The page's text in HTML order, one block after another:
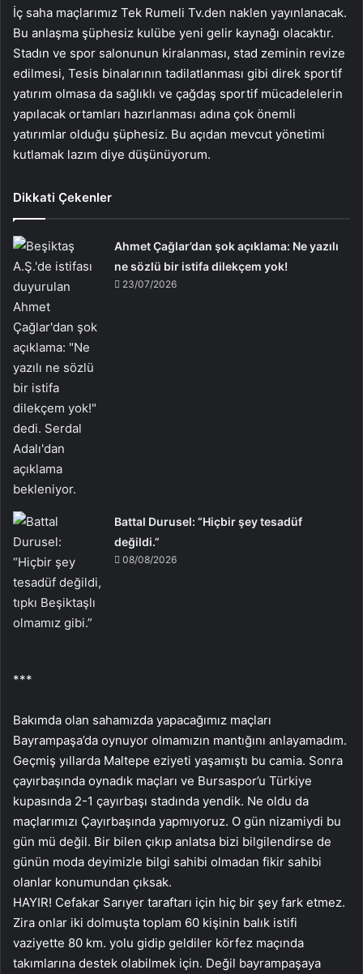
İç saha maçlarımız Tek Rumeli Tv.den naklen yayınlanacak.
Bu anlaşma şüphesiz kulübe yeni gelir kaynağı olacaktır.
Stadın ve spor salonunun kiralanması, stad zeminin revize
edilmesi, Tesis binalarının tadilatlanması gibi direk sportif
yatırım olmasa da sağlıklı ve çağdaş sportif mücadelelerin
yapılacak ortamları hazırlanması adına çok önemli
yatırımlar olduğu şüphesiz. Bu açıdan mevcut yönetimi
kutlamak lazım diye düşünüyorum.
Dikkati Çekenler
Ahmet Çağlar’dan şok açıklama: Ne yazılı
ne sözlü bir istifa dilekçem yok!
23/07/2026
Battal Durusel: “Hiçbir şey tesadüf
değildi.”
08/08/2026
***
Bakımda olan sahamızda yapacağımız maçları
Bayrampaşa’da oynuyor olmamızın mantığını anlayamadım.
Geçmiş yıllarda Maltepe eziyeti yaşamıştı bu camia. Sonra
çayırbaşında oynadık maçları ve Bursaspor’u Türkiye
kupasında 2-1 çayırbaşı stadında yendik. Ne oldu da
maçlarımızı Çayırbaşında yapmıyoruz. O gün nizamiydi bu
gün mü değil. Bir bilen çıkıp anlatsa bizi bilgilendirse de
günün moda deyimizle bilgi sahibi olmadan fikir sahibi
olanlar konumundan çıksak.
HAYIR! Cefakar Sarıyer taraftarı için hiç bir şey fark etmez.
Zira onlar iki dolmuşta toplam 60 kişinin balık istifi
vaziyette 80 km. yolu gidip geldiler körfez maçında
takımlarına destek olabilmek için. Değil bayrampaşaya